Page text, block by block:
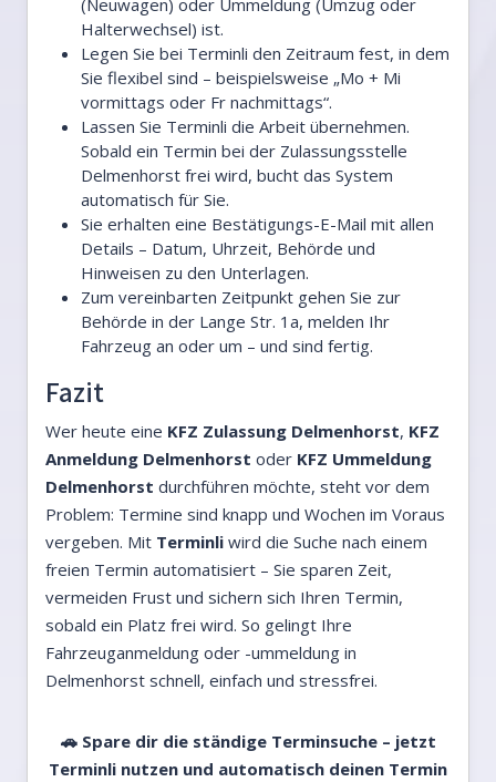
(Neuwagen) oder Ummeldung (Umzug oder
Halterwechsel) ist.
Legen Sie bei Terminli den Zeitraum fest, in dem
Sie flexibel sind – beispielsweise „Mo + Mi
vormittags oder Fr nachmittags“.
Lassen Sie Terminli die Arbeit übernehmen.
Sobald ein Termin bei der Zulassungsstelle
Delmenhorst frei wird, bucht das System
automatisch für Sie.
Sie erhalten eine Bestätigungs-E-Mail mit allen
Details – Datum, Uhrzeit, Behörde und
Hinweisen zu den Unterlagen.
Zum vereinbarten Zeitpunkt gehen Sie zur
Behörde in der Lange Str. 1a, melden Ihr
Fahrzeug an oder um – und sind fertig.
Fazit
Wer heute eine KFZ Zulassung Delmenhorst, KFZ
Anmeldung Delmenhorst oder KFZ Ummeldung
Delmenhorst durchführen möchte, steht vor dem
Problem: Termine sind knapp und Wochen im Voraus
vergeben. Mit Terminli wird die Suche nach einem
freien Termin automatisiert – Sie sparen Zeit,
vermeiden Frust und sichern sich Ihren Termin,
sobald ein Platz frei wird. So gelingt Ihre
Fahrzeuganmeldung oder -ummeldung in
Delmenhorst schnell, einfach und stressfrei.
🚗 Spare dir die ständige Terminsuche – jetzt
Terminli nutzen und automatisch deinen Termin